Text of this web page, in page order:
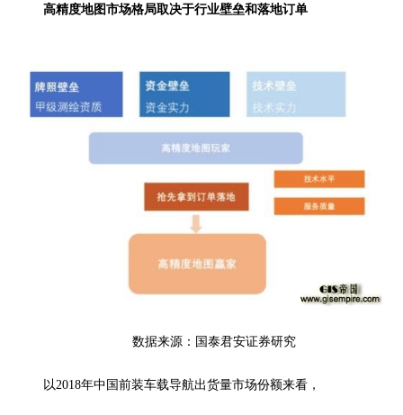
高精度地图市场格局取决于行业壁垒和落地订单
数据来源：国泰君安证券研究
以2018年中国前装车载导航出货量市场份额来看，